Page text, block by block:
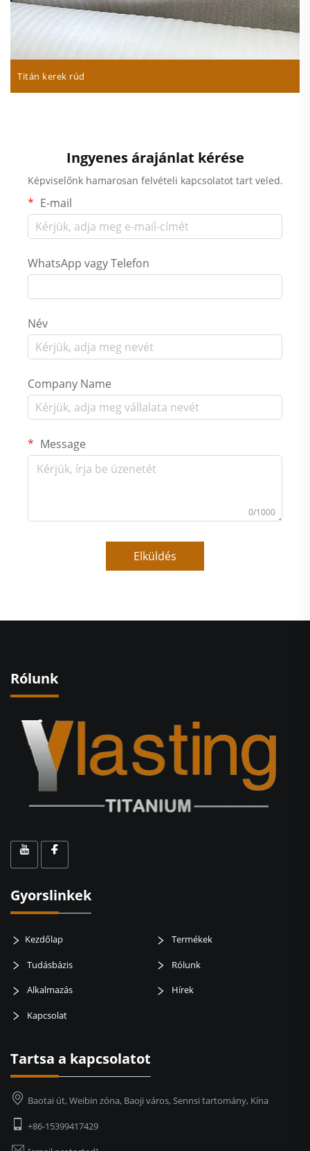
Titán kerek rúd
Ingyenes árajánlat kérése
Képviselőnk hamarosan felvételi kapcsolatot tart veled.
E-mail
WhatsApp vagy Telefon
Név
Company Name
Message
0/1000
Elküldés
Rólunk
Gyorslinkek
Kezdőlap Termékek
Tudásbázis Rólunk
Alkalmazás Hírek
Kapcsolat
Tartsa a kapcsolatot
Baotai út, Weibin zóna, Baoji város, Sennsi tartomány, Kína
+86-15399417429